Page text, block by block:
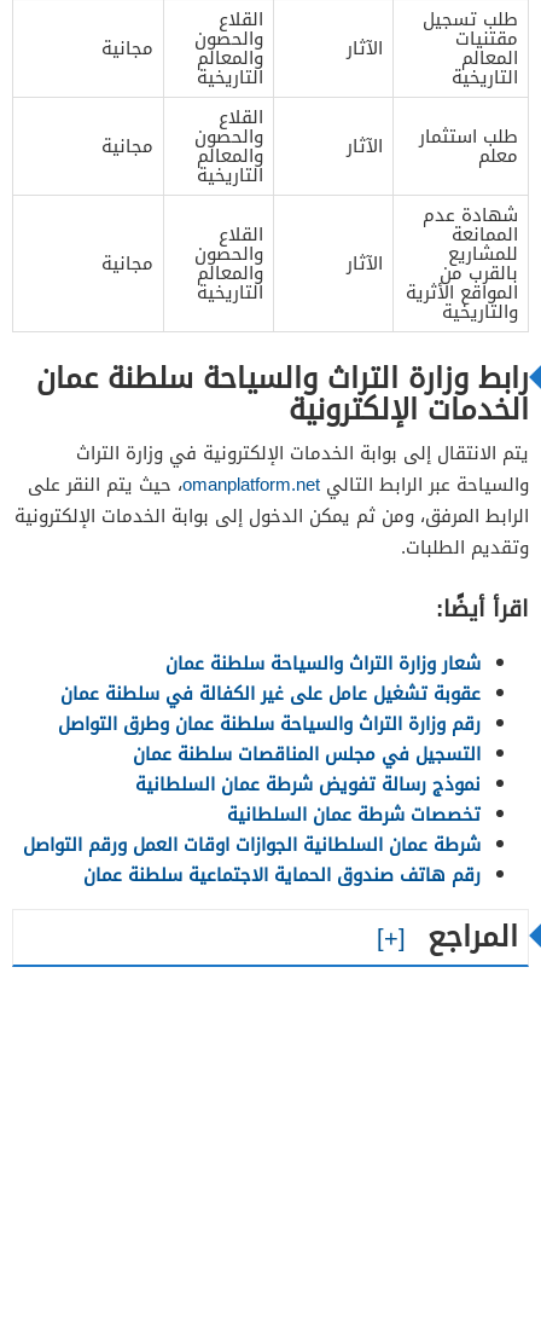
طلب تسجيل
مقتنيات
المعالم
التاريخية
الآثار
القلاع
والحصون
والمعالم
التاريخية
مجانية
طلب استثمار
معلم الآثار
القلاع
والحصون
والمعالم
التاريخية
مجانية
شهادة عدم
الممانعة
للمشاريع
بالقرب من
المواقع الأثرية
والتاريخية
الآثار
القلاع
والحصون
والمعالم
التاريخية
مجانية
رابط وزارة التراث والسياحة سلطنة عمان
الخدمات الإلكترونية
يتم الانتقال إلى بوابة الخدمات الإلكترونية في وزارة التراث
والسياحة عبر الرابط التالي omanplatform.net، حيث يتم النقر على
الرابط المرفق، ومن ثم يمكن الدخول إلى بوابة الخدمات الإلكترونية
وتقديم الطلبات.
اقرأ أيضًا:
شعار وزارة التراث والسياحة سلطنة عمان
عقوبة تشغيل عامل على غير الكفالة في سلطنة عمان
رقم وزارة التراث والسياحة سلطنة عمان وطرق التواصل
التسجيل في مجلس المناقصات سلطنة عمان
نموذج رسالة تفويض شرطة عمان السلطانية
تخصصات شرطة عمان السلطانية
شرطة عمان السلطانية الجوازات اوقات العمل ورقم التواصل
رقم هاتف صندوق الحماية الاجتماعية سلطنة عمان
المراجع